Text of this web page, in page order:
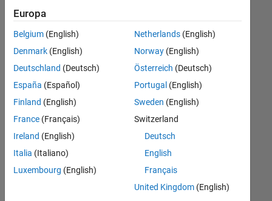
Ihren
Suchkriterien
entsprechen.
können
die
Suchkriterien
weiter
fassen
oder
alle
Stellenangebote
anzeigen .
Europa
Belgium (English)
Denmark (English)
Deutschland (Deutsch)
España (Español)
Finland (English)
France (Français)
Ireland (English)
Italia (Italiano)
Luxembourg (English)
Netherlands(English)
Norway(English)
Österreich (Deutsch)
Portugal (English)
Sweden (English)
Switzerland
Deutsch
English
Français
United Kingdom(English)